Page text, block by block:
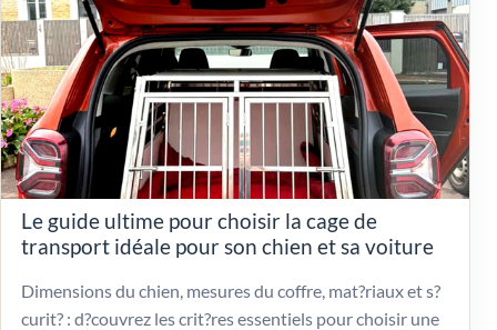
Le guide ultime pour choisir la cage de
transport idéale pour son chien et sa voiture
Dimensions du chien, mesures du coffre, mat?riaux et s?
curit? : d?couvrez les crit?res essentiels pour choisir une